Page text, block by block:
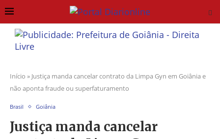
Início » Justiça manda cancelar contrato da Limpa Gyn em Goiânia e
não aponta fraude ou superfaturamento
Brasil Goiânia
Justiça manda cancelar